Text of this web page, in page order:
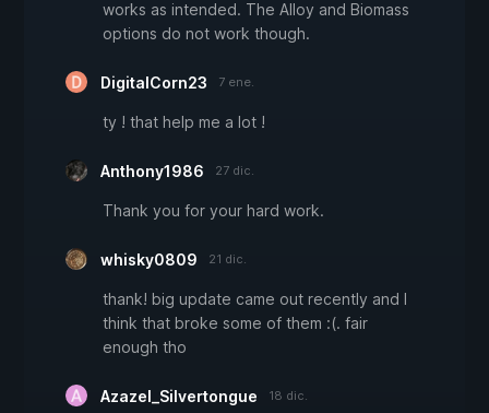
works as intended. The Alloy and Biomass
options do not work though.
DigitalCorn23 7 ene.
ty ! that help me a lot !
Anthony1986 27 dic.
Thank you for your hard work.
whisky0809 21 dic.
thank! big update came out recently and I
think that broke some of them :(. fair
enough tho
Azazel_Silvertongue 18 dic.